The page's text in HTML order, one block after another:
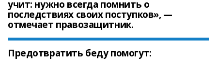
учит: нужно всегда помнить о
последствиях своих поступков», —
отмечает правозащитник.
Предотвратить беду помогут: